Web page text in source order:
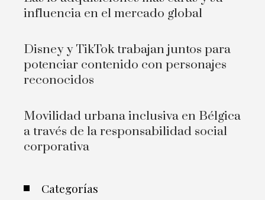
influencia en el mercado global
Disney y TikTok trabajan juntos para
potenciar contenido con personajes
reconocidos
Movilidad urbana inclusiva en Bélgica
a través de la responsabilidad social
corporativa
Categorías